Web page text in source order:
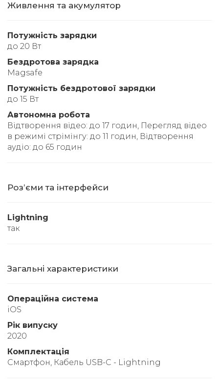
Живлення та акумулятор
Потужність зарядки
до 20 Вт
Бездротова зарядка
Magsafe
Потужність бездротової зарядки
до 15 Вт
Автономна робота
Відтворення відео: до 17 годин, Перегляд відео
в режимі стрімінгу: до 11 годин, Відтворення
аудіо: до 65 годин
Розʼєми та інтерфейси
Lightning
так
Загальні характеристики
Операційна система
iOS
Рік випуску
2020
Комплектація
Смартфон, Кабель USB-C - Lightning